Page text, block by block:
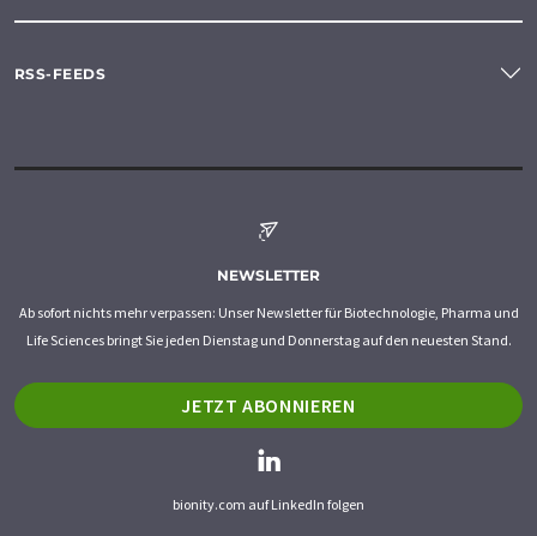
RSS-FEEDS
NEWSLETTER
Ab sofort nichts mehr verpassen: Unser Newsletter für Biotechnologie, Pharma und
Life Sciences bringt Sie jeden Dienstag und Donnerstag auf den neuesten Stand.
JETZT ABONNIEREN
bionity.com auf LinkedIn folgen